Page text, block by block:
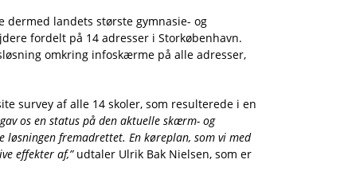
dermed landets største gymnasie- og
fordelt på 14 adresser i Storkøbenhavn.
omkring infoskærme på alle adresser,
survey af alle 14 skoler, som resulterede i en
os en status på den aktuelle skærm- og
fremadrettet. En køreplan, som vi med
effekter af,”udtaler Ulrik Bak Nielsen, som er